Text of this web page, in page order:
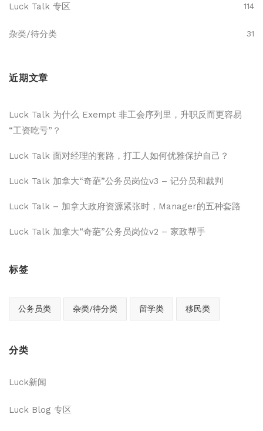
Luck Talk 专区 114
杂类/待分类 31
近期文章
Luck Talk 为什么 Exempt 非工会序列里，升职反而更容易
“工资吃亏”？
Luck Talk 面对经理的套路，打工人如何优雅保护自己？
Luck Talk 加拿大“奇葩”公务员岗位v3 – 记分员和裁判
Luck Talk – 加拿大政府资源紧张时，Manager的五种套路
Luck Talk 加拿大“奇葩”公务员岗位v2 – 家政帮手
标签
公务员类 杂类/待分类 留学类 移民类
分类
Luck新闻
Luck Blog 专区